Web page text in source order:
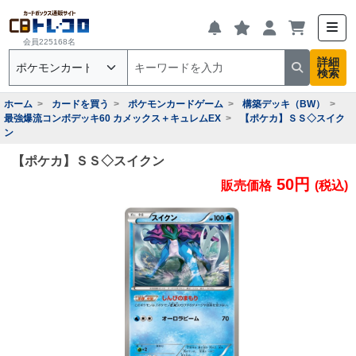
会員225168名
詳細
検索
ホーム カードを買う ポケモンカードゲーム
構築デッキ（BW）
最強爆流コンボデッキ60 カメックス＋キュレムEX
【ポケカ】ＳＳ◇スイク
ン
【ポケカ】ＳＳ◇スイクン
販売価格 50円 (税込)